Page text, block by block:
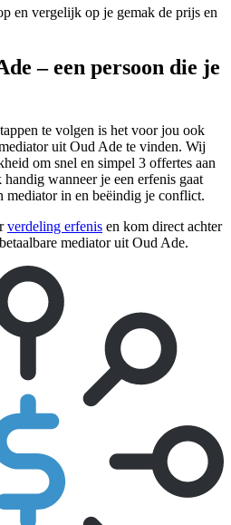
en vergelijk op je gemak de prijs en
– een persoon die je
te volgen is het voor jou ook
uit Oud Ade te vinden. Wij
om snel en simpel 3 offertes aan
wanneer je een erfenis gaat
mediator in en beëindig je conflict.
verdeling erfenis en kom direct achter
mediator uit Oud Ade.